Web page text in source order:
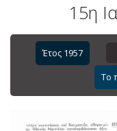
15η
Έτος 1957
Το